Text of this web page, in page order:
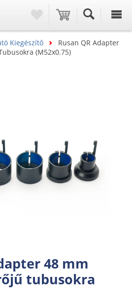
Kiegészítő
Rusan QR Adapter
(M52x0.75)
48 mm
tubusokra